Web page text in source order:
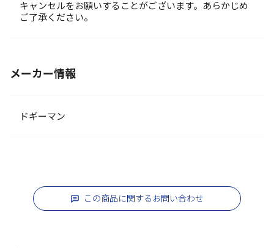
キャンセルをお願いすることがございます。あらかじめ
ご了承ください。
メーカー情報
ドギーマン
この商品に関するお問い合わせ